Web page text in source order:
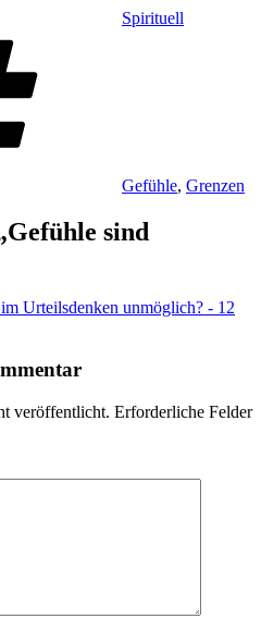
Spirituell
Gefühle, Grenzen
sind
Urteilsdenken unmöglich? - 12
veröffentlicht. Erforderliche Felder